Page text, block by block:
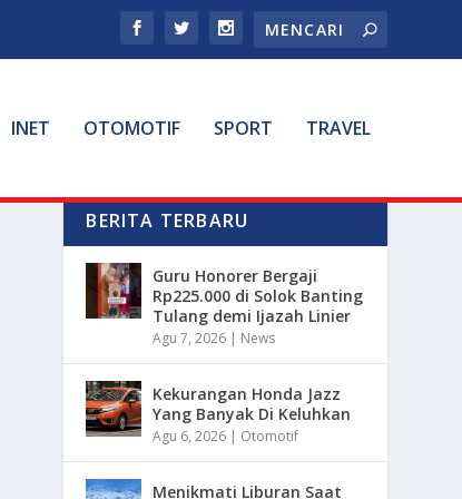
INET OTOMOTIF SPORT TRAVEL
BERITA TERBARU
Guru Honorer Bergaji
Rp225.000 di Solok Banting
Tulang demi Ijazah Linier
Agu 7, 2026 | News
Kekurangan Honda Jazz
Yang Banyak Di Keluhkan
Agu 6, 2026 | Otomotif
Menikmati Liburan Saat